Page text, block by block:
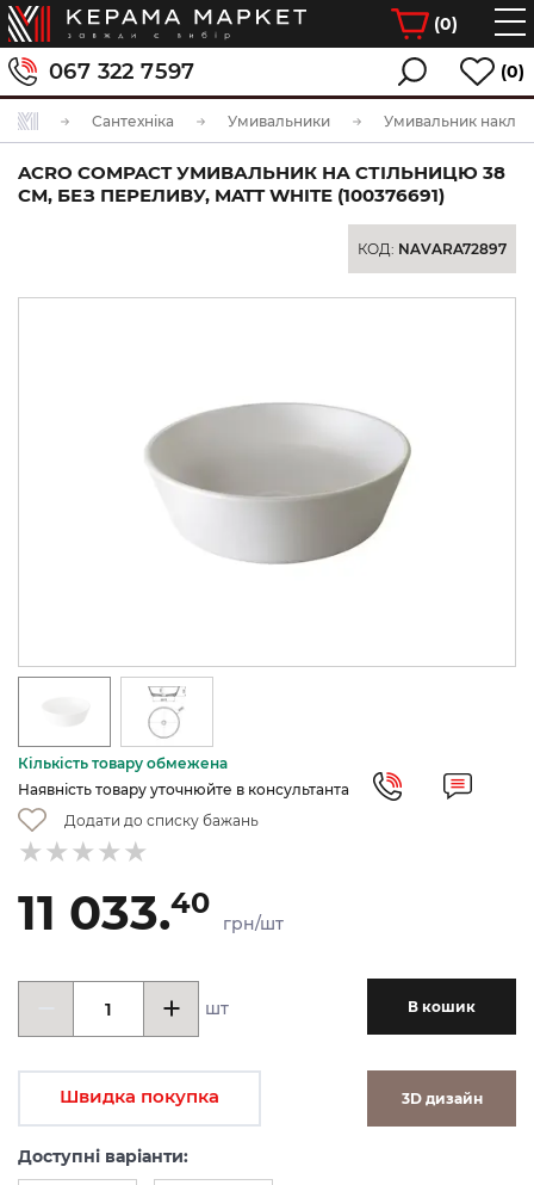
(0)
067 322 7597 (0)
Сантехніка Умивальники Умивальник
ACRO COMPACT УМИВАЛЬНИК НА СТІЛЬНИЦЮ 38
СМ, БЕЗ ПЕРЕЛИВУ, MATT WHITE (100376691)
КОД: NAVARA72897
Кількість товару обмежена
Наявність товару уточнюйте в консультанта
Додати до списку бажань
11 033.40
грн/шт
шт В кошик
Швидка покупка 3D дизайн
Доступні варіанти: